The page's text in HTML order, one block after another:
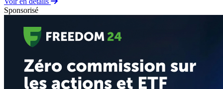
Sponsorisé